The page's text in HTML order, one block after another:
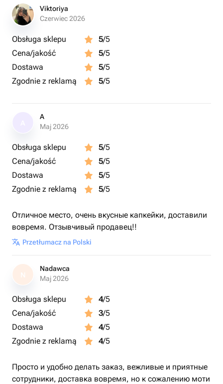
дополнительную оплату (цена указана за торт 2 кг).
🕯 Свечки в комплект не входят, но их можно добавить
Красивый, аккуратный и фотогеничный — станет
центром вашего праздника ✨
Viktoriya
Czerwiec 2026
Obsługa sklepu 5/5
Cena/jakość
5/5
Dostawa
5/5
Zgodnie z reklamą
5/5
A
Maj 2026
Obsługa sklepu 5/5
Cena/jakość
5/5
Dostawa
5/5
Zgodnie z reklamą
5/5
Отличное место, очень вкусные капкейки, доставили
вовремя. Отзывчивый продавец!!
Przetłumacz na Polski
N
Nadawca
Maj 2026
Obsługa sklepu 4/5
Cena/jakość
3/5
Dostawa
4/5
Zgodnie z reklamą
4/5
Просто и удобно делать заказ, вежливые и приятные
сотрудники, доставка вовремя, но к сожалению моти